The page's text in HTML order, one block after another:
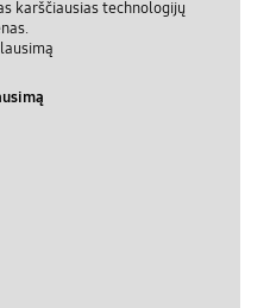
karščiausias technologijų